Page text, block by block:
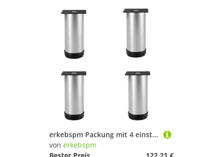
erkebspm Packung mit 4 einstellbaren Sofa-Füßen, runden Schrankbeinen, Arbeitstop-TV-Schreibtisch Kaffeetische Basisfuß, Edelstahlschrankbeine, Tischbeine, Möbelfüße, einstellbare 0-35 mm (Silve
von erkebspm